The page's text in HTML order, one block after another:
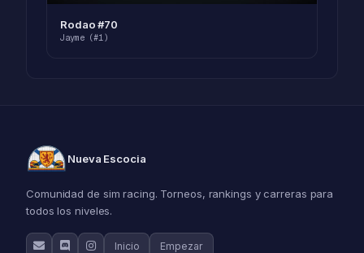
Rodao #70
Jayme (#1)
Nueva Escocia
Comunidad de sim racing. Torneos, rankings y carreras para
todos los niveles.
Inicio Empezar